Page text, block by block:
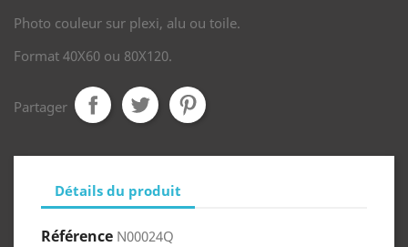
Photo couleur sur plexi, alu ou toile.
Format 40X60 ou 80X120.
Partager
Détails du produit
Référence N00024Q